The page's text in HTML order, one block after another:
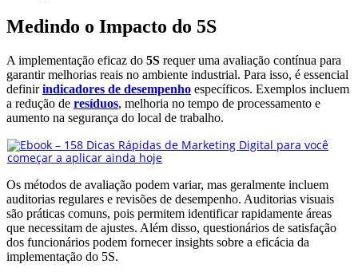
Medindo o Impacto do 5S
A implementação eficaz do 5S requer uma avaliação contínua para
garantir melhorias reais no ambiente industrial. Para isso, é essencial
definirindicadores de desempenho específicos. Exemplos incluem
a redução de resíduos, melhoria no tempo de processamento e
aumento na segurança do local de trabalho.
Os métodos de avaliação podem variar, mas geralmente incluem
auditorias regulares e revisões de desempenho. Auditorias visuais
são práticas comuns, pois permitem identificar rapidamente áreas
que necessitam de ajustes. Além disso, questionários de satisfação
dos funcionários podem fornecer insights sobre a eficácia da
implementação do 5S.